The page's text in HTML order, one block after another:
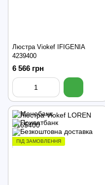
Люстра Viokef IFIGENIA
4239400
6 566 грн
ПІД ЗАМОВЛЕННЯ